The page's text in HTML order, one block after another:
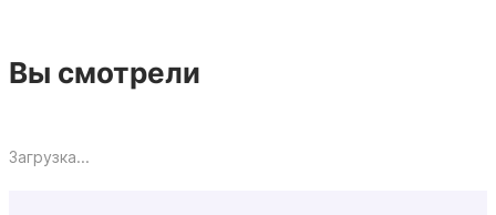
Вы смотрели
Загрузка...